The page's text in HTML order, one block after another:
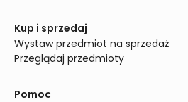
Kup i sprzedaj
Wystaw przedmiot na sprzedaż
Przeglądaj przedmioty
Pomoc